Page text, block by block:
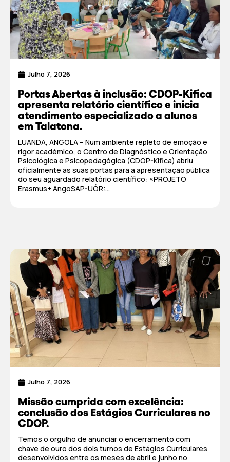
Julho 7, 2026
Portas Abertas à inclusão: CDOP-Kifica
apresenta relatório científico e inicia
atendimento especializado a alunos
em Talatona.
LUANDA, ANGOLA – Num ambiente repleto de emoção e
rigor académico, o Centro de Diagnóstico e Orientação
Psicológica e Psicopedagógica (CDOP-Kifica) abriu
oficialmente as suas portas para a apresentação pública
do seu aguardado relatório científico: «PROJETO
Erasmus+ AngoSAP-UÓR:...
Julho 7, 2026
Missão cumprida com excelência:
conclusão dos Estágios Curriculares no
CDOP.
Temos o orgulho de anunciar o encerramento com
chave de ouro dos dois turnos de Estágios Curriculares
desenvolvidos entre os meses de abril e junho no